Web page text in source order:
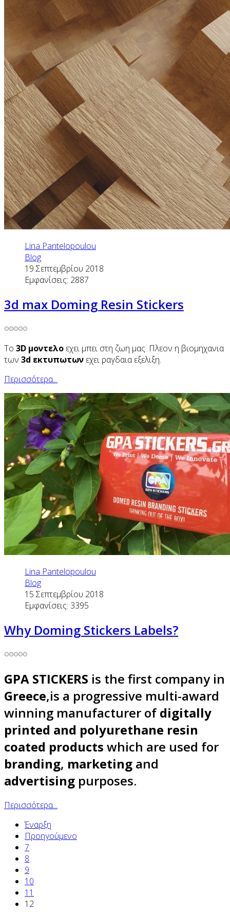
Lina Pantelopoulou
Blog
19 Σεπτεμβρίου 2018
Εμφανίσεις: 2887
3d max Doming Resin Stickers
Το 3D μοντελο εχει μπει στη ζωη μας. Πλεον η βιομηχανια
των 3d εκτυπωτων εχει ραγδαια εξελιξη.
Περισσότερα...
Lina Pantelopoulou
Blog
15 Σεπτεμβρίου 2018
Εμφανίσεις: 3395
Why Doming Stickers Labels?
GPA STICKERS is the first company in
Greece,is a progressive multi-award
winning manufacturer ofdigitally
printed and polyurethane resin
coated products which are used for
branding, marketing and
advertising purposes.
Περισσότερα...
Έναρξη
Προηγούμενο
7
8
9
10
11
12